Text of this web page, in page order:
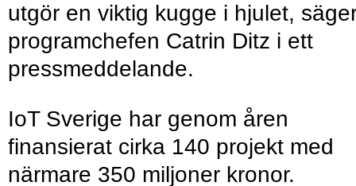
utgör en viktig kugge i hjulet,
programchefen Catrin Ditz i ett
pressmeddelande.
IoT Sverige har genom åren
finansierat cirka 140 projekt med
närmare 350 miljoner kronor.